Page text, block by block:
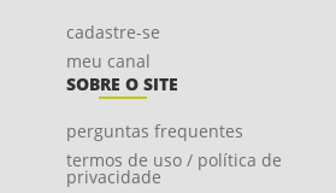
cadastre-se
meu canal
SOBRE O SITE
perguntas frequentes
termos de uso / política de
privacidade